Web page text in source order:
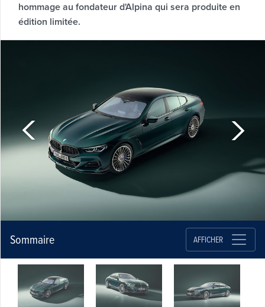
hommage au fondateur d'Alpina qui sera produite en
édition limitée.
Sommaire AFFICHER